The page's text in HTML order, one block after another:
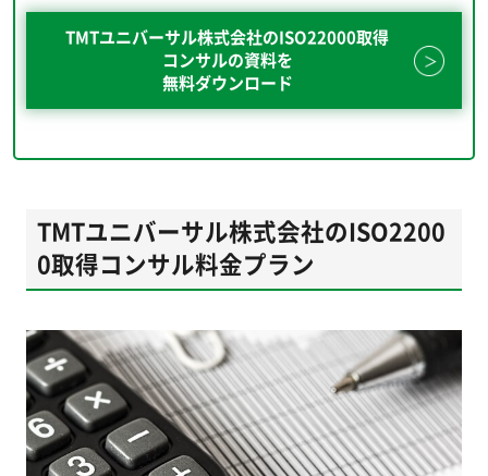
TMTユニバーサル株式会社のISO22000取得
コンサルの資料を
無料ダウンロード
TMTユニバーサル株式会社のISO2200
0取得コンサル料金プラン